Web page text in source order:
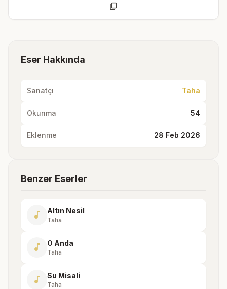
content_copy
Eser Hakkında
Sanatçı Taha
Okunma 54
Eklenme 28 Feb 2026
Benzer Eserler
music_note Altın Nesil
Taha
music_note O Anda
Taha
music_note Su Misali
Taha